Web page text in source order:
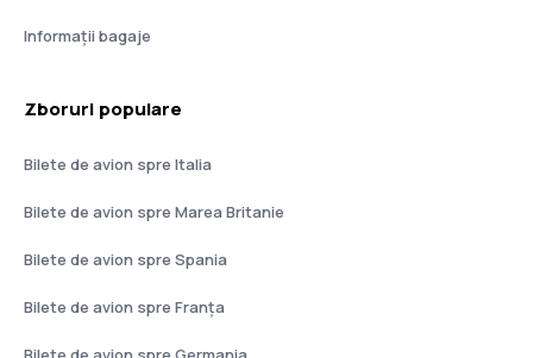
Informații bagaje
Zboruri populare
Bilete de avion spre Italia
Bilete de avion spre Marea Britanie
Bilete de avion spre Spania
Bilete de avion spre Franţa